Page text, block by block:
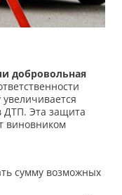
добровольная
ДТП. Эта защита
виновником
сумму возможных